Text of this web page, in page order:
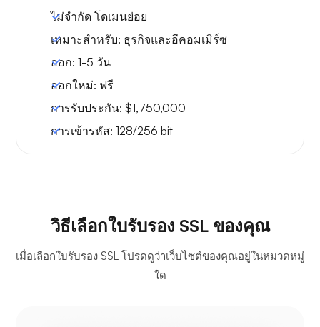
ไม่จำกัด โดเมนย่อย
เหมาะสำหรับ: ธุรกิจและอีคอมเมิร์ซ
ออก: 1-5 วัน
ออกใหม่: ฟรี
การรับประกัน: $1,750,000
การเข้ารหัส: 128/256 bit
วิธีเลือกใบรับรอง SSL ของคุณ
เมื่อเลือกใบรับรอง SSL โปรดดูว่าเว็บไซต์ของคุณอยู่ในหมวดหมู่
ใด